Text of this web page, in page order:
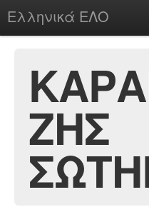
Ελληνικά ΕΛΟ
chesstu.be @ discord
LoginΖΗΣ